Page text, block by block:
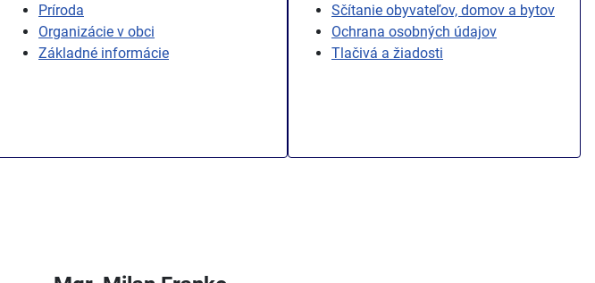
Príroda
Organizácie v obci
Základné informácie
Sčítanie obyvateľov, domov a bytov
Ochrana osobných údajov
Tlačivá a žiadosti